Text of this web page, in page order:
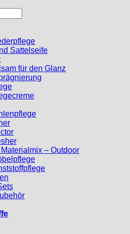
Sattelseife
für den Glanz
– Outdoor